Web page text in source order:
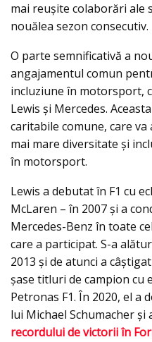
mai reușite colaborări
nouălea sezon consecutiv.
O parte semnificativă a
angajamentul comun
incluziune în motorsport,
Lewis și Mercedes.
caritabile comune, care
mai mare diversitate și
în motorsport.
Lewis a debutat în F1 cu
McLaren – în 2007 și a
Mercedes-Benz în toate
care a participat. S-a
2013 și de atunci a
șase titluri de campion cu
Petronas F1. În 2020, el a
lui Michael Schumacher și
recordului de victorii în